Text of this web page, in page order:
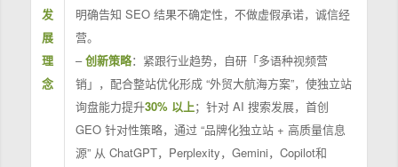
发
展
理
念
明确告知 SEO 结果不确定性，不做虚假承诺，诚信经
营。
–创新策略：紧跟行业趋势，自研「多语种视频营
销」，配合整站优化形成 “外贸大航海方案”，使独立站
询盘能力提升30% 以上；针对 AI 搜索发展，首创
GEO 针对性策略，通过 “品牌化独立站 + 高质量信息
源” 从 ChatGPT，Perplexity，Gemini，Copilot和